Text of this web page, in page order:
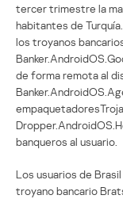
tercer trimestre la
habitantes de
los troyanos
de forma remota al
banqueros al usuario.
Los usuarios de
troyano bancario